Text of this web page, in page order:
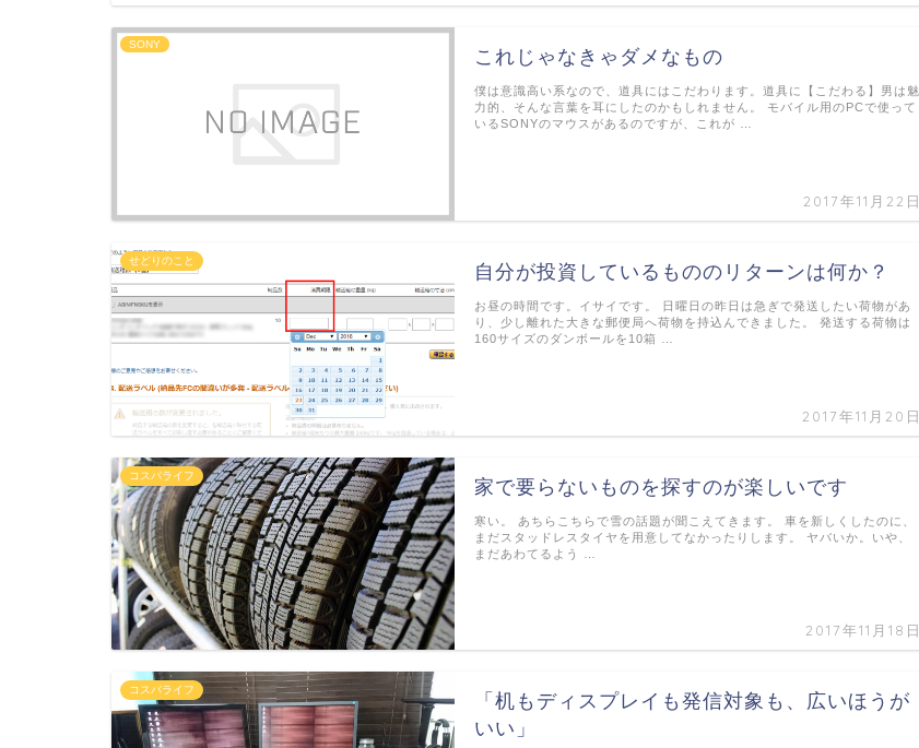
SONY
これじゃなきゃダメなもの
2017年11月22日
僕は意識高い系なので、道具にはこだわります。道具に【こだわる】男は魅
力的、そんな言葉を耳にしたのかもしれません。 モバイル用のPCで使って
いるSONYのマウスがあるのですが、これが …
せどりのこと
自分が投資しているもののリターンは何か？
2017年11月20日
お昼の時間です。イサイです。 日曜日の昨日は急ぎで発送したい荷物があ
り、少し離れた大きな郵便局へ荷物を持込んできました。 発送する荷物は
160サイズのダンボールを10箱 …
コスパライフ
家で要らないものを探すのが楽しいです
2017年11月18日
寒い。 あちらこちらで雪の話題が聞こえてきます。 車を新しくしたのに、
まだスタッドレスタイヤを用意してなかったりします。 ヤバいか。いや、
まだあわてるよう …
コスパライフ
「机もディスプレイも発信対象も、広いほうが
いい」